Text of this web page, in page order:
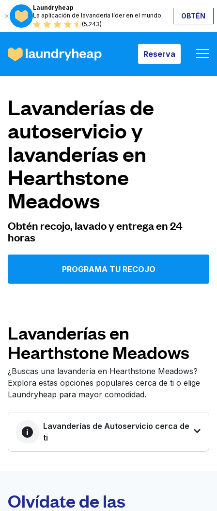
Laundryheap
La aplicación de lavandería líder en el mundo
(5,243)
OBTÉN
Reserva
Reserva
Cómo funciona
Precios y servicios
Quiénes somos
Para las empresas
Iniciar sesión
United States ES
Lavanderías de
autoservicio y
lavanderías en
Hearthstone
Meadows
Obtén recojo, lavado y entrega en 24
horas
PROGRAMA TU RECOJO
Lavanderías en
Hearthstone Meadows
¿Buscas una lavandería en Hearthstone Meadows?
Explora estas opciones populares cerca de ti o elige
Laundryheap para mayor comodidad.
Lavanderías de Autoservicio cerca de
ti
Laundryheap.com
Olvídate de las